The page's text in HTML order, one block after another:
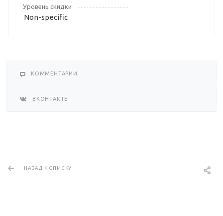
Уровень скидки
Non-specific
КОММЕНТАРИИ
ВКОНТАКТЕ
НАЗАД К СПИСКУ